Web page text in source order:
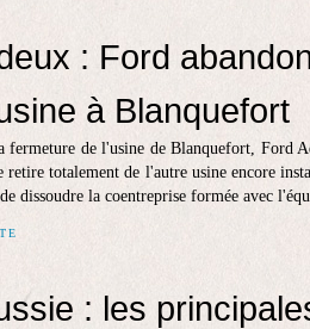
: Ford
à Blanquefort
fermeture de l'usine de Blanquefort, Ford
retire totalement de l'autre usine encore
dissoudre la coentreprise formée avec
: les